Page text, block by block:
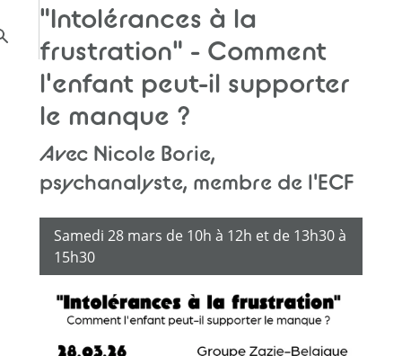
"Intolérances à la
frustration" - Comment
l'enfant peut-il supporter
le manque ?
Avec Nicole Borie,
psychanalyste, membre de l'ECF
Samedi 28 mars de 10h à 12h et de 13h30 à
15h30